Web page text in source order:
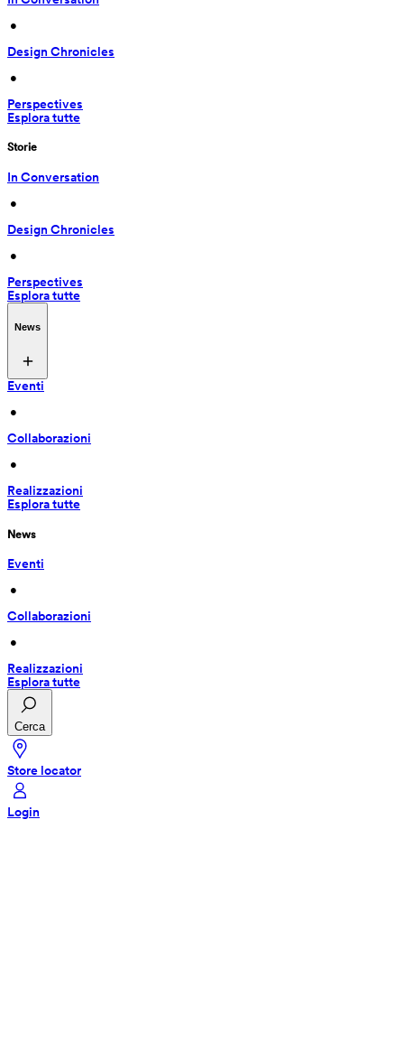
•
Design Chronicles
•
Perspectives
Esplora tutte
Storie
In Conversation
•
Design Chronicles
•
Perspectives
Esplora tutte
News
Eventi
•
Collaborazioni
•
Realizzazioni
Esplora tutte
News
Eventi
•
Collaborazioni
•
Realizzazioni
Esplora tutte
Cerca
Store locator
Login